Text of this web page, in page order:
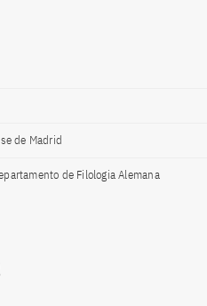
de Madrid
de Filologia Alemana